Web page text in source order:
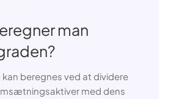
man
beregnes ved at dividere
med dens